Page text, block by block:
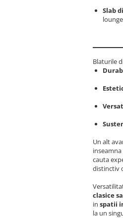
Slab
Blaturile
Un alt
cauta
distinctiv
clasice
in spatii
la un